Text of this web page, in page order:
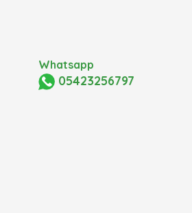
Whatsapp
05423256797